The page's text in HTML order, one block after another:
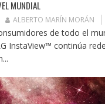
MUNDIAL
ALBERTO MARÍN MORÁN
de todo el
InstaView™ continúa